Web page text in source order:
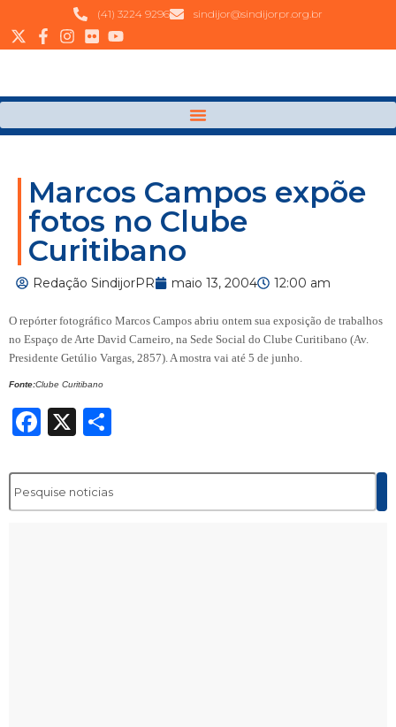
(41) 3224 9296 sindijor@sindijorpr.org.br
Marcos Campos expõe
fotos no Clube
Curitibano
Redação SindijorPR maio 13, 2004 12:00 am
O repórter fotográfico Marcos Campos abriu ontem sua exposição de trabalhos
no Espaço de Arte David Carneiro, na Sede Social do Clube Curitibano (Av.
Presidente Getúlio Vargas, 2857). A mostra vai até 5 de junho.
Fonte:Clube Curitibano
Facebook
X